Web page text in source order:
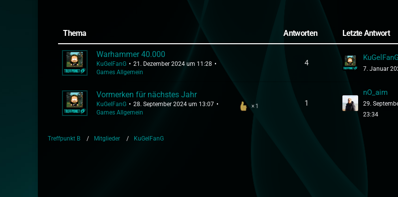
Thema Antworten Letzte Antwort
Warhammer 40.000
KuGelFanG
21. Dezember 2024 um 11:28
Games Allgemein
4
KuGelFanG
7. Januar
Vormerken für nächstes Jahr
1
KuGelFanG
28. September 2024 um 13:07
Games Allgemein
1
nO_aim
29.
23:34
Treffpunkt B Mitglieder KuGelFanG